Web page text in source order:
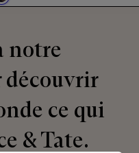
notre
ce qui
& Tate.